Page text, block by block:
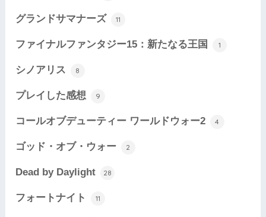
グランドサマナーズ 11
ファイナルファンタジー15：新たなる王国 1
シノアリス 8
プレイした感想 9
コールオブデューティー ワールドウォー2 4
ゴッド・オブ・ウォー 2
Dead by Daylight 28
フォートナイト 11